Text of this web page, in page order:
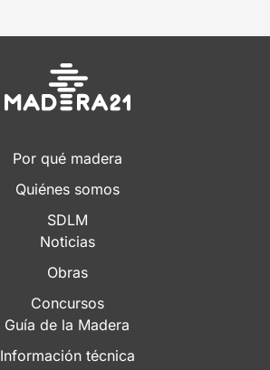
Por qué madera
Quiénes somos
SDLM
Noticias
Obras
Concursos
Guía de la Madera
Información técnica